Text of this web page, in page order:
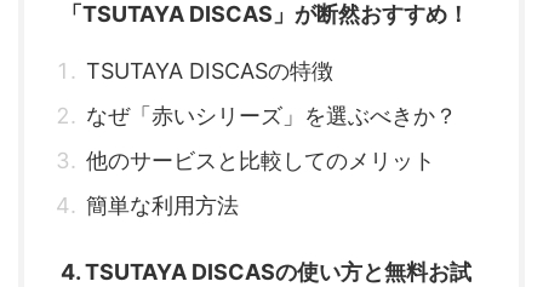
「TSUTAYA DISCAS」が断然おすすめ！
TSUTAYA DISCASの特徴
なぜ「赤いシリーズ」を選ぶべきか？
他のサービスと比較してのメリット
簡単な利用方法
4. TSUTAYA DISCASの使い方と無料お試